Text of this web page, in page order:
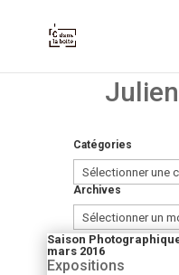
Catégories
Catégories
Archives
Archives
Saison
mars 2016
Expositions